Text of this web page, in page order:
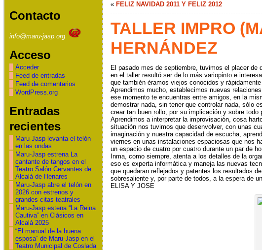
Contacto
info@maru-jasp.org
Acceso
Acceder
Feed de entradas
Feed de comentarios
WordPress.org
Entradas
recientes
Maru-Jasp levanta el telón
en las ondas
Maru-Jasp estrena La
cantante de tangos en el
Teatro Salón Cervantes de
Alcalá de Henares
Maru-Jasp abre el telón en
2026 con estrenos y
grandes citas teatrales
Maru-Jasp estena “La Reina
Cautiva” en Clásicos en
Alcalá 2025
“El manual de la buena
esposa” de Maru-Jasp en el
Teatro Municipal de Coslada
« FELIZ NAVIDAD 2011 Y FELIZ 2012
TALLER IMPRO
HERNÁNDEZ
El pasado mes de septiembre, tuvimos el placer
en el taller resultó ser de lo más variopinto e
que también éramos viejos conocidos y
Aprendimos mucho, establecimos nuevas
ese momento te encuentras entre amigos, en la
demostrar nada, sin tener que controlar nada, sólo
crear tan buen rollo, por su implicación y sobre todo
Aprendimos a interpretar la improvisación, cosa
situación nos tuvimos que desenvolver, con unas
imaginación y nuestra capacidad de escucha,
viernes en unas instalaciones espaciosas que nos
un espacio de cuatro por cuatro durante un par de
Inma, como siempre, atenta a los detalles de la
eso es experta informática y maneja las nuevas
que quedaran reflejados y patentes los resultados
sobresaliente y, por parte de todos, a la espera de
ELISA Y JOSE